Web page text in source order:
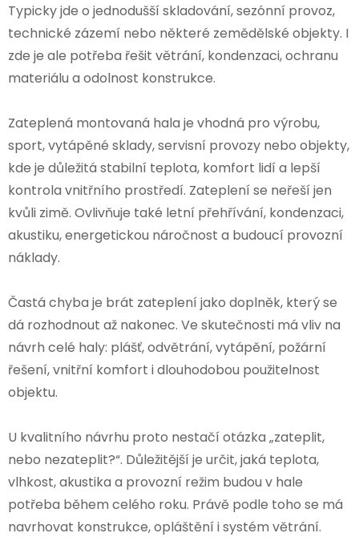
Typicky jde o jednodušší skladování, sezónní provoz,
technické zázemí nebo některé zemědělské objekty. I
zde je ale potřeba řešit větrání, kondenzaci, ochranu
materiálu a odolnost konstrukce.
Zateplená montovaná hala je vhodná pro výrobu,
sport, vytápěné sklady, servisní provozy nebo objekty,
kde je důležitá stabilní teplota, komfort lidí a lepší
kontrola vnitřního prostředí. Zateplení se neřeší jen
kvůli zimě. Ovlivňuje také letní přehřívání, kondenzaci,
akustiku, energetickou náročnost a budoucí provozní
náklady.
Častá chyba je brát zateplení jako doplněk, který se
dá rozhodnout až nakonec. Ve skutečnosti má vliv na
návrh celé haly: plášť, odvětrání, vytápění, požární
řešení, vnitřní komfort i dlouhodobou použitelnost
objektu.
U kvalitního návrhu proto nestačí otázka „zateplit,
nebo nezateplit?“. Důležitější je určit, jaká teplota,
vlhkost, akustika a provozní režim budou v hale
potřeba během celého roku. Právě podle toho se má
navrhovat konstrukce, opláštění i systém větrání.